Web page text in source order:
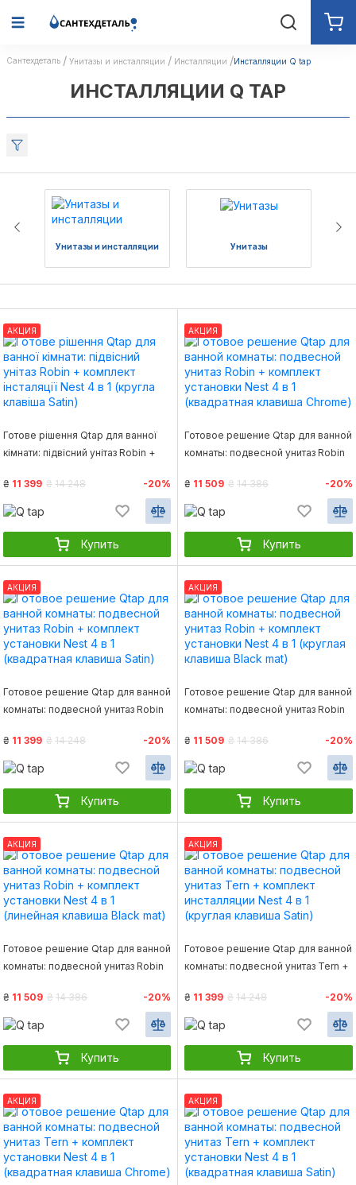
Сантехдеталь Унитазы и инсталляции Инсталляции Инсталляции Q tap
ИНСТАЛЛЯЦИИ Q TAP
Унитазы и инсталляции Унитазы
АКЦИЯ
Готове рішення Qtap для ванної
кімнати: підвісний унітаз Robin +
(кругла клавіша Satin)
₴ 11 399 ₴ 14 248 -20%
Купить
АКЦИЯ
Готовое решение Qtap для ванной
комнаты: подвесной унитаз Robin
(квадратная клавиша Chrome)
₴ 11 509 ₴ 14 386 -20%
Купить
АКЦИЯ
Готовое решение Qtap для ванной
комнаты: подвесной унитаз Robin
(квадратная клавиша Satin)
₴ 11 399 ₴ 14 248 -20%
Купить
АКЦИЯ
Готовое решение Qtap для ванной
комнаты: подвесной унитаз Robin
(круглая клавиша Black mat)
₴ 11 509 ₴ 14 386 -20%
Купить
АКЦИЯ
Готовое решение Qtap для ванной
комнаты: подвесной унитаз Robin
(линейная клавиша Black mat)
₴ 11 509 ₴ 14 386 -20%
Купить
АКЦИЯ
Готовое решение Qtap для ванной
комнаты: подвесной унитаз Tern +
(круглая клавиша Satin)
₴ 11 399 ₴ 14 248 -20%
Купить
АКЦИЯ АКЦИЯ